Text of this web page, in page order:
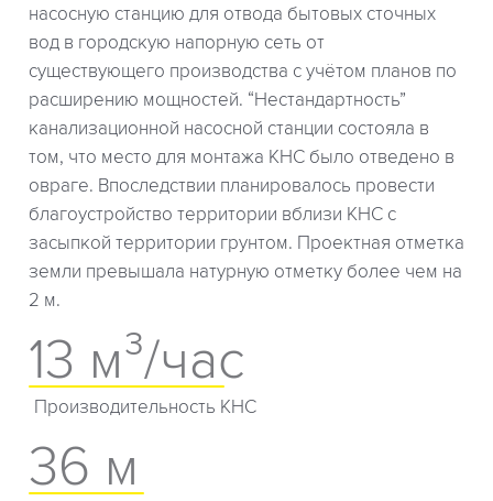
насосную станцию для отвода бытовых сточных
вод в городскую напорную сеть от
существующего производства с учётом планов по
расширению мощностей. “Нестандартность”
канализационной насосной станции состояла в
том, что место для монтажа КНС было отведено в
овраге. Впоследствии планировалось провести
благоустройство территории вблизи КНС с
засыпкой территории грунтом. Проектная отметка
земли превышала натурную отметку более чем на
2 м.
13 м³/час
Производительность КНС
36 м